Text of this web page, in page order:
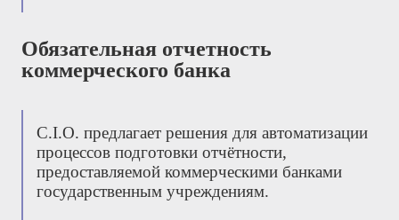
Обязательная отчетность
коммерческого банка
С.І.О. предлагает решения для автоматизации
процессов подготовки отчётности,
предоставляемой коммерческими банками
государственным учреждениям.